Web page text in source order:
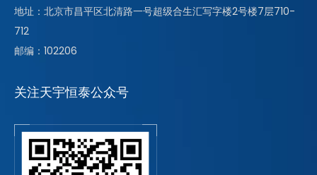
地址：北京市昌平区北清路一号超级合生汇写字楼2号楼7层710-
712
邮编：102206
关注天宇恒泰公众号